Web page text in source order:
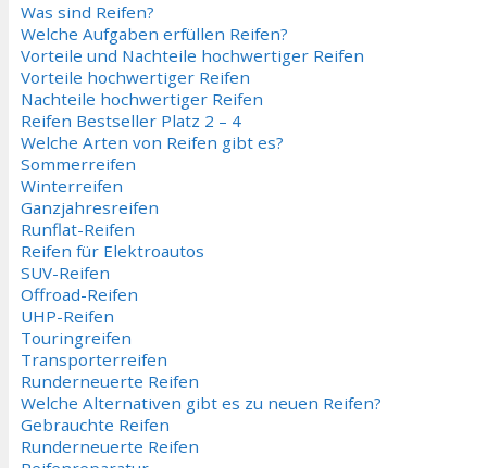
Was sind Reifen?
Welche Aufgaben erfüllen Reifen?
Vorteile und Nachteile hochwertiger Reifen
Vorteile hochwertiger Reifen
Nachteile hochwertiger Reifen
Reifen Bestseller Platz 2 – 4
Welche Arten von Reifen gibt es?
Sommerreifen
Winterreifen
Ganzjahresreifen
Runflat-Reifen
Reifen für Elektroautos
SUV-Reifen
Offroad-Reifen
UHP-Reifen
Touringreifen
Transporterreifen
Runderneuerte Reifen
Welche Alternativen gibt es zu neuen Reifen?
Gebrauchte Reifen
Runderneuerte Reifen